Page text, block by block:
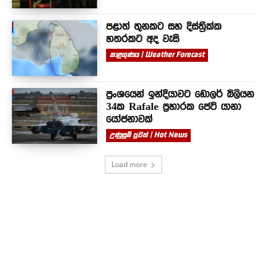
පළාත් තුනකට සහ දිස්ත්‍රික්ක
හතරකට අද වැසි
කාළගුණය | Weather Forecast
ප්‍රංශයෙන් ඉන්දියාවට ඩොලර් බිලියන
34ක Rafale ප්‍රහාරක ජෙට් යානා
යෝජනාවක්
උණුසුම් පුවත් | Hot News
Load more